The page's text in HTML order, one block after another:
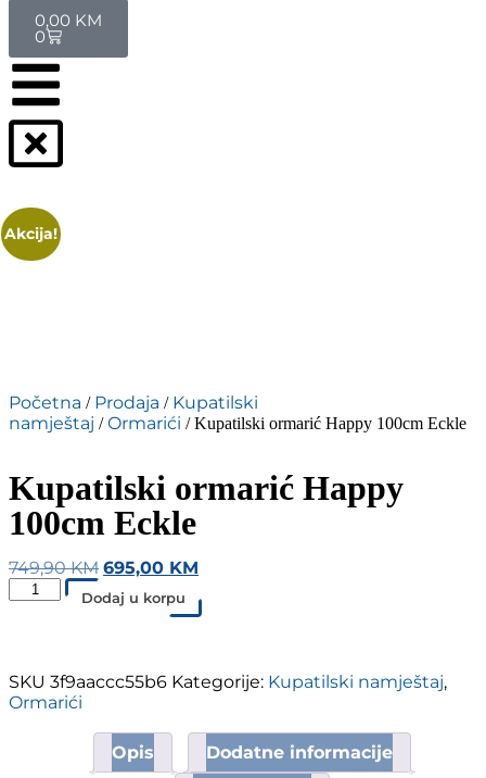
0,00 KM
0
Akcija!
Početna / Prodaja / Kupatilski
namještaj /Ormarići / Kupatilski ormarić Happy 100cm Eckle
Kupatilski ormarić Happy
100cm Eckle
749,90KM 695,00 KM
Dodaj u korpu
SKU 3f9aaccc55b6 Kategorije: Kupatilski namještaj,
Ormarići
Opis
Dodatne informacije